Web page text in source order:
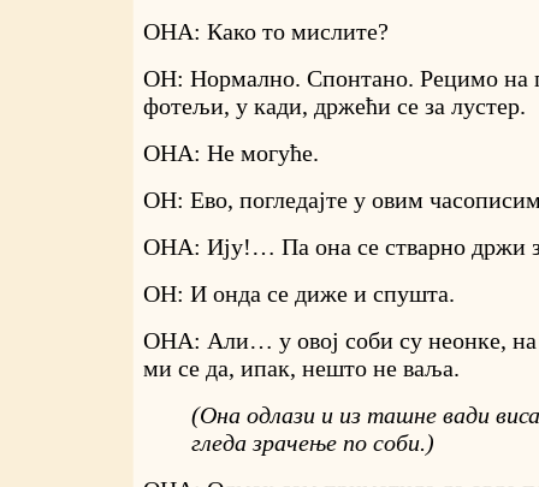
ОНА: Како то мислите?
ОН: Нормално. Спонтано. Рецимо на
фотељи, у кади, држећи се за лустер.
ОНА: Не могуће.
ОН: Ево, погледајте у овим
ОНА: Ију!… Па она се стварно држи
ОН: И онда се диже и спушта.
ОНА: Али… у овој соби су неонке, на
ми се да, ипак, нешто не ваља.
(Она одлази и из ташне вади
гледа зрачење по соби.)